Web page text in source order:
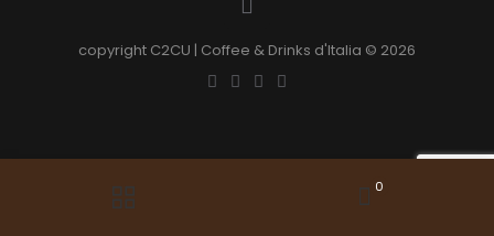
copyright C2CU | Coffee & Drinks d'Italia © 2026
0